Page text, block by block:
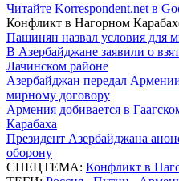
Читайте Korrespondent.net в
Конфликт в Нагорном
Пашинян назвал условия для
В Азербайджане заявили о
Лачинском районе
Азербайджан передал
мирному договору
Армения добивается в
Карабаха
Президент Азербайджана
оборону
СПЕЦТЕМА: Конфликт в